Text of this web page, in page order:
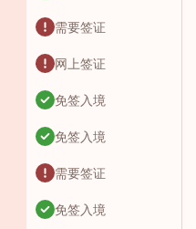
需要签证
网上签证
免签入境
免签入境
需要签证
免签入境